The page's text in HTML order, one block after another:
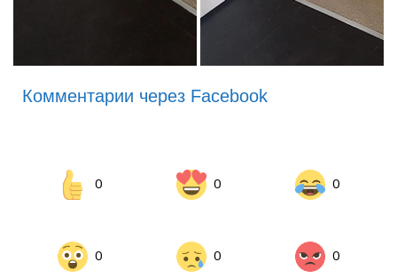
Комментарии через Facebook
0 0 0
0 0 0